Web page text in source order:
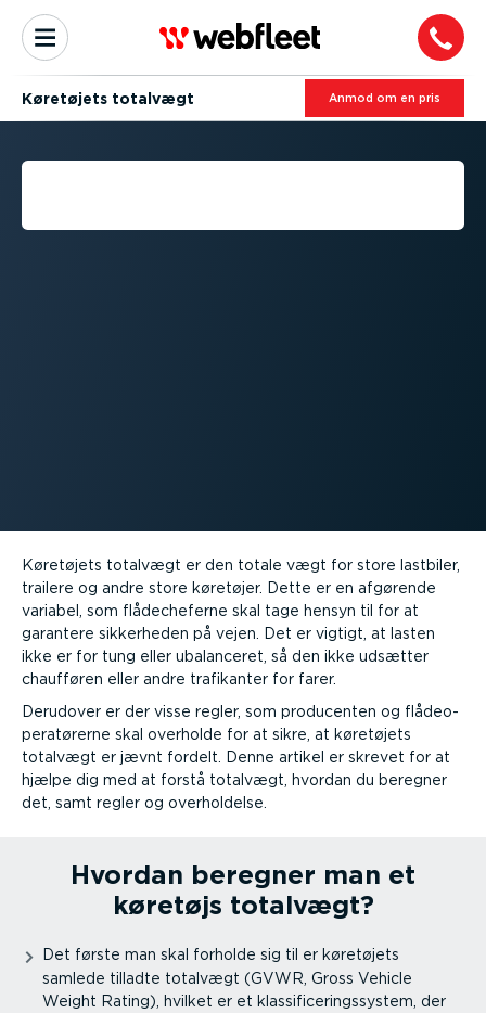
Køretøjets totalvægt Anmod om en pris
HVAD ER ET KØRETØJS
Køretøjets totalvægt er den totale vægt for store lastbiler,
trailere og andre store køretøjer. Dette er en afgørende
variabel, som flåde­che­ferne skal tage hensyn til for at
garantere sikkerheden på vejen. Det er vigtigt, at lasten
ikke er for tung eller ubalanceret, så den ikke udsætter
chaufføren eller andre trafikanter for farer.
Derudover er der visse regler, som producenten og flåde­o­
pe­ra­tø­rerne skal overholde for at sikre, at køretøjets
totalvægt er jævnt fordelt. Denne artikel er skrevet for at
hjælpe dig med at forstå totalvægt, hvordan du beregner
det, samt regler og overhol­delse.
Hvordan beregner man et
køretøjs totalvægt?
Det første man skal forholde sig til er køretøjets
samlede tilladte totalvægt (GVWR, Gross Vehicle
Weight Rating), hvilket er et klassi­fi­ce­rings­system, der